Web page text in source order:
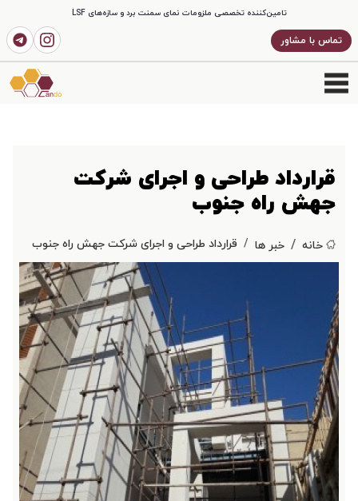
تامین‌کننده تخصصی ملزومات نمای سمنت برد و سازه‌های LSF
تماس با مشاور
قرارداد طراحی و اجرای شرکت
جهش راه جنوب
خانه خبر ها قرارداد طراحی و اجرای شرکت جهش راه جنوب